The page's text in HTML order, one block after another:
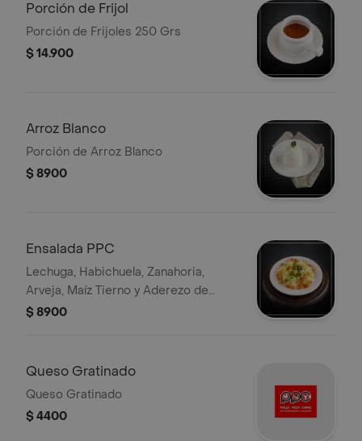
Porción de Frijol
Porción de Frijoles 250 Grs
$ 14.900
Arroz Blanco
Porción de Arroz Blanco
$ 8900
Ensalada PPC
Lechuga, Habichuela, Zanahoria,
Arveja, Maíz Tierno y Aderezo de
Vinagreta
$ 8900
Queso Gratinado
Queso Gratinado
$ 4400